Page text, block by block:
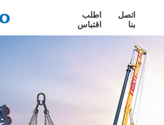
اتصل
بنا
اطلب
اقتباس